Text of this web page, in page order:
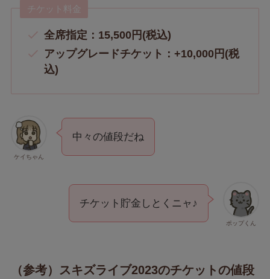
チケット料金
全席指定：15,500円(税込)
アップグレードチケット：+10,000円(税
込)
ケイちゃん
中々の値段だね
ポップくん
チケット貯金しとくニャ♪
（参考）スキズライブ2023のチケットの値段